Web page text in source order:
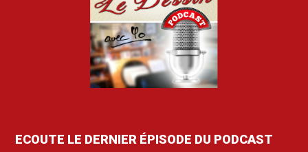
ECOUTE LE DERNIER ÉPISODE DU PODCAST